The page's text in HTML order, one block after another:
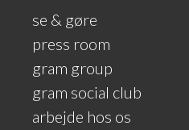
se & gøre
press room
gram group
gram social club
arbejde hos os